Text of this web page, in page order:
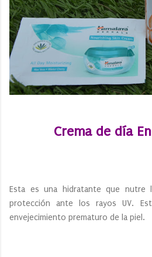
Crema de día
Esta es una hidratante que nutre
protección ante los rayos UV.
envejecimiento prematuro de la piel.